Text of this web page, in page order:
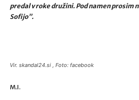
predal v roke družini. Pod namen prosim
Sofijo”.
Vir. skandal24.si , Foto: facebook
M.I.